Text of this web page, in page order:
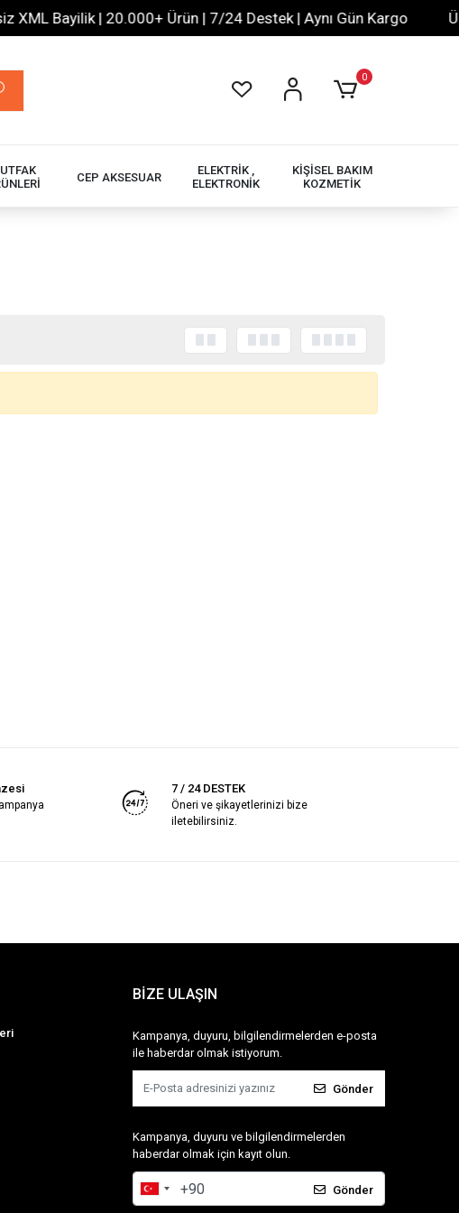
Bayilik | 20.000+ Ürün | 7/24 Destek | Aynı Gün Kargo
0
CEP AKSESUAR
ELEKTRİK ,
ELEKTRONİK
KİŞİSEL BAKIM
KOZMETİK
7 / 24 DESTEK
Öneri ve şikayetlerinizi bize
iletebilirsiniz.
BİZE ULAŞIN
Kampanya, duyuru, bilgilendirmelerden e-posta
ile haberdar olmak istiyorum.
Gönder
Kampanya, duyuru ve bilgilendirmelerden
haberdar olmak için kayıt olun.
Gönder